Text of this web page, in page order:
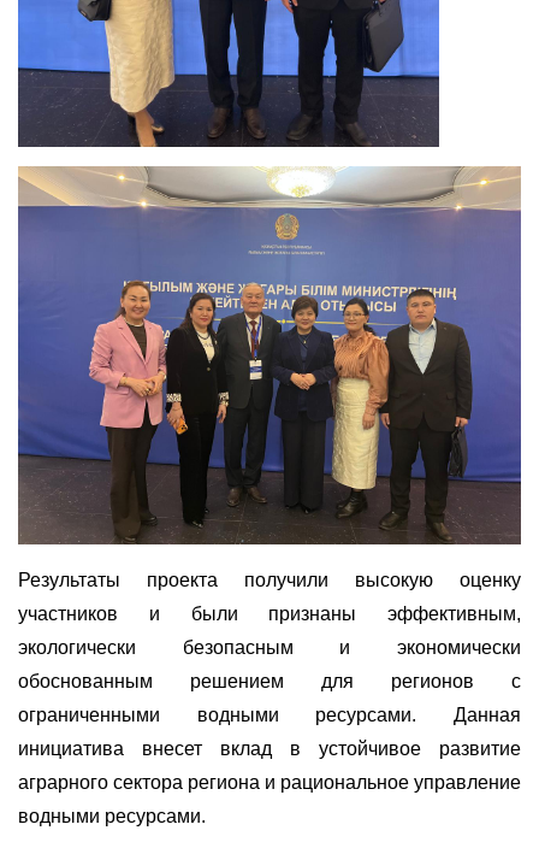
Результаты проекта получили высокую оценку
участников и были признаны эффективным,
экологически безопасным и экономически
обоснованным решением для регионов с
ограниченными водными ресурсами. Данная
инициатива внесет вклад в устойчивое развитие
аграрного сектора региона и рациональное управление
водными ресурсами.